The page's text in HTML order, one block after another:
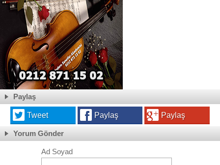
Paylaş
Tweet Paylaş Paylaş
Yorum Gönder
Ad Soyad